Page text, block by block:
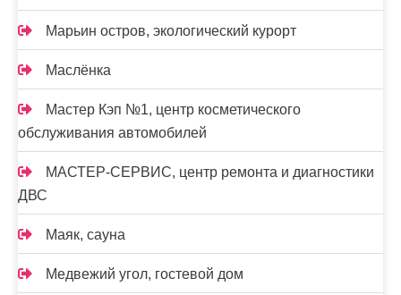
Марьин остров, экологический курорт
Маслёнка
Мастер Кэп №1, центр косметического
обслуживания автомобилей
МАСТЕР-СЕРВИС, центр ремонта и диагностики
ДВС
Маяк, сауна
Медвежий угол, гостевой дом